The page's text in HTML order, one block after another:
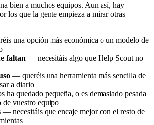
bien a muchos equipos. Aun así, hay
los que la gente empieza a mirar otras
una opción más económica o un modelo de
faltan — necesitáis algo que Help Scout no
— queréis una herramienta más sencilla de
a diario
ha quedado pequeña, o es demasiado pesada
de vuestro equipo
— necesitáis que encaje mejor con el resto de